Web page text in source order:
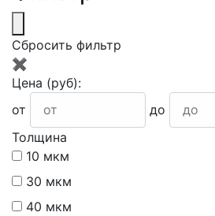
Сбросить фильтр
✖
Цена (руб):
от
до
Толщина
10 мкм
30 мкм
40 мкм